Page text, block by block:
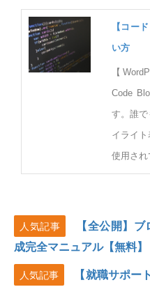
【コー
い方
【
Code
す。誰
イライ
使用され
人気記事
【全公開】
成完全マニュアル【無料】
人気記事
【就職サポー